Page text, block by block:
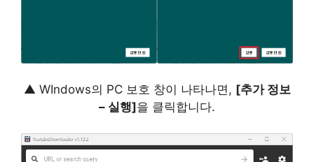
▲ WIndows의 PC 보호 창이 나타나면, [추가 정보
– 실행]을 클릭합니다.